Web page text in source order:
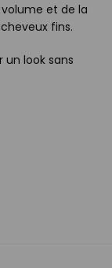
et de la
fins.
look sans